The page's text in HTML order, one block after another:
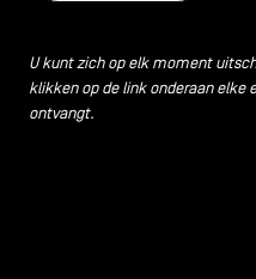
U kunt zich op elk moment
klikken op de link onderaan elke
ontvangt.